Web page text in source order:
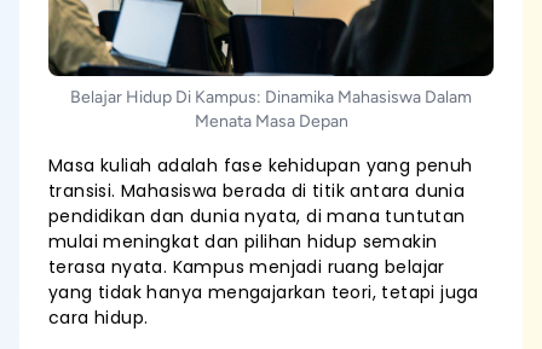
Belajar Hidup Di Kampus: Dinamika Mahasiswa Dalam
Menata Masa Depan
Masa kuliah adalah fase kehidupan yang penuh
transisi. Mahasiswa berada di titik antara dunia
pendidikan dan dunia nyata, di mana tuntutan
mulai meningkat dan pilihan hidup semakin
terasa nyata. Kampus menjadi ruang belajar
yang tidak hanya mengajarkan teori, tetapi juga
cara hidup.